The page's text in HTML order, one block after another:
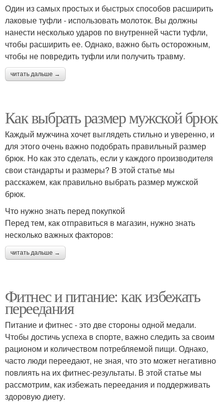
Один из самых простых и быстрых способов расширить
лаковые туфли - использовать молоток. Вы должны
нанести несколько ударов по внутренней части туфли,
чтобы расширить ее. Однако, важно быть осторожным,
чтобы не повредить туфли или получить травму.
читать дальше →
Как выбрать размер мужской брюк
Каждый мужчина хочет выглядеть стильно и уверенно, и
для этого очень важно подобрать правильный размер
брюк. Но как это сделать, если у каждого производителя
свои стандарты и размеры? В этой статье мы
расскажем, как правильно выбрать размер мужской
брюк.
Что нужно знать перед покупкой
Перед тем, как отправиться в магазин, нужно знать
несколько важных факторов:
читать дальше →
Фитнес и питание: как избежать
переедания
Питание и фитнес - это две стороны одной медали.
Чтобы достичь успеха в спорте, важно следить за своим
рационом и количеством потребляемой пищи. Однако,
часто люди переедают, не зная, что это может негативно
повлиять на их фитнес-результаты. В этой статье мы
рассмотрим, как избежать переедания и поддерживать
здоровую диету.